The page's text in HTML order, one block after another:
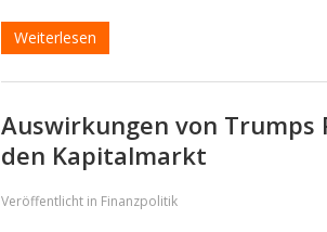
Weiterlesen
Auswirkungen von
den Kapitalmarkt
Veröffentlicht in Finanzpolitik